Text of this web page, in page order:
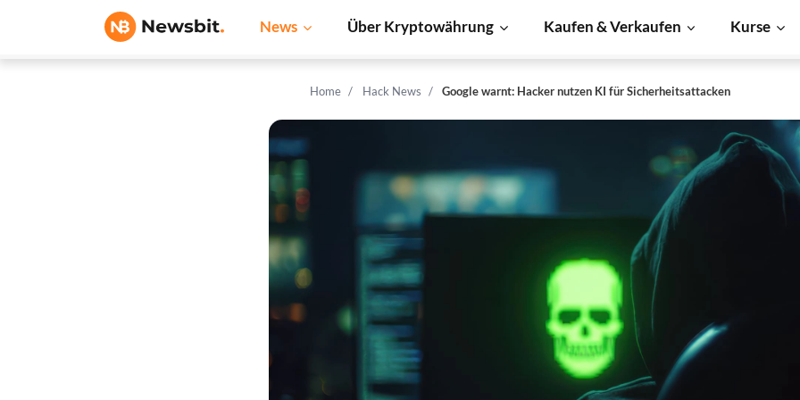
News Über Kryptowährung Kaufen & Verkaufen Kurse
Home Hack News Google warnt: Hacker nutzen KI für Sicherheitsattacken